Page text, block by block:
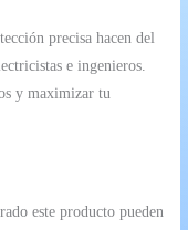
precisa hacen del
e ingenieros.
y maximizar tu
este producto pueden